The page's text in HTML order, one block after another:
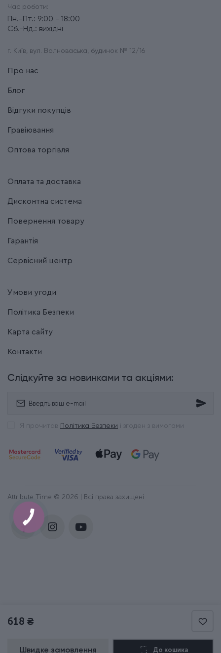
618 ₴
Швидке замовлення До кошика
Час роботи:
Пн.-Пт.: 9:00 - 18:00
Сб.-Нд.: вихідні
г. Київ, вул. Волноваська, будинок № 12/16
Про нас
Блог
Відгуки покупців
Гравіювання
Оптова торгівля
Оплата та доставка
Дисконтна система
Повернення товару
Гарантія
Сервісний центр
Умови угоди
Політика Безпеки
Карта сайту
Контакти
Слідкуйте за новинками та акціями:
Я прочитав Політика Безпеки і згоден з вимогами
Attribute Time © 2026 | Всі права захищені